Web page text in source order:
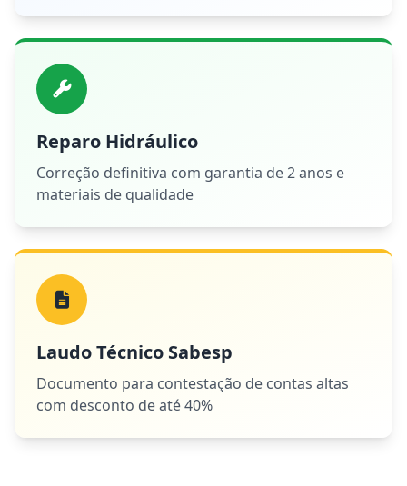
Reparo Hidráulico
Correção definitiva com garantia de 2 anos e
materiais de qualidade
Laudo Técnico Sabesp
Documento para contestação de contas altas
com desconto de até 40%